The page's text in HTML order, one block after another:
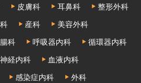
皮膚科 耳鼻科
整形外科
産科
美容外科
科 呼吸器内科
循環器内科
神経内科
血液内科
感染症内科
外科